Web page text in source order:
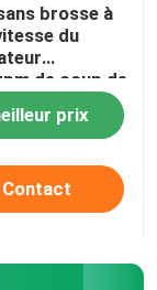
brosse à
du
de coup de
prix
Contact